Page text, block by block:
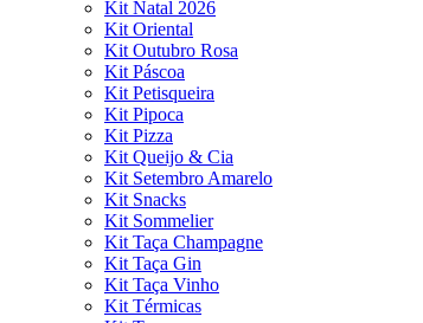
Kit Natal 2026
Kit Oriental
Kit Outubro Rosa
Kit Páscoa
Kit Petisqueira
Kit Pipoca
Kit Pizza
Kit Queijo & Cia
Kit Setembro Amarelo
Kit Snacks
Kit Sommelier
Kit Taça Champagne
Kit Taça Gin
Kit Taça Vinho
Kit Térmicas